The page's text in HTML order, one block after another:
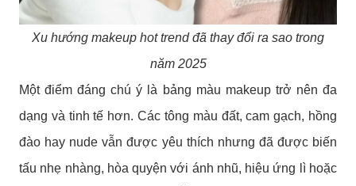
Xu hướng makeup hot trend đã thay đổi ra sao trong
năm 2025
Một điểm đáng chú ý là bảng màu makeup trở nên đa
dạng và tinh tế hơn. Các tông màu đất, cam gạch, hồng
đào hay nude vẫn được yêu thích nhưng đã được biến
tấu nhẹ nhàng, hòa quyện với ánh nhũ, hiệu ứng lì hoặc